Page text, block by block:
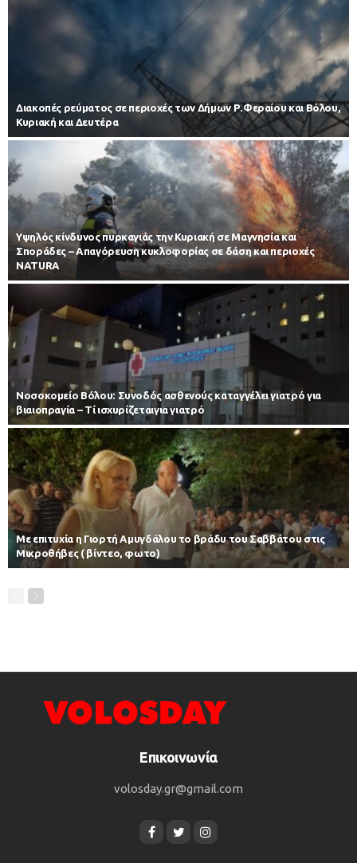
Διακοπές ρεύματος σε περιοχές των Δήμων Ρ.Φεραίου και Βόλου,
Κυριακή και Δευτέρα
Υψηλός κίνδυνος πυρκαγιάς την Κυριακή σε Μαγνησία και
Σποράδες – Απαγόρευση κυκλοφορίας σε δάση και περιοχές
NATURA
Νοσοκομείο Βόλου: Συνοδός ασθενούς καταγγέλει γιατρό για
βιαιοπραγία – Τί ισχυρίζεταιγια γιατρό
Με επιτυχία η Γιορτή Αμυγδάλου το βράδυ του Σαββάτου στις
Μικροθήβες ( βίντεο, φωτο)
Επικοινωνία
volosday.gr@gmail.com